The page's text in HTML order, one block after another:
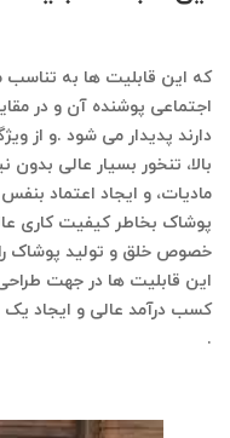
که این قابلیت ها به
اجتماعی پوشنده آن و در
دارند پدیدار می شود .و از
بالا، تنخور بسیار عالی
مادیات، و ایجاد اعتماد
پوشاک بخاطر کیفیت کاری
خصوص خلق و تولید پوشاک
این قابلیت ها در جهت
کسب درآمد عالی و ایجاد
.